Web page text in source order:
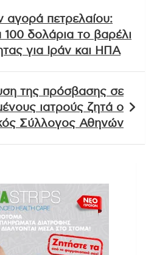
αγορά πετρελαίου:
δολάρια το βαρέλι
για Ιράν και ΗΠΑ
της πρόσβασης σε
ιατρούς ζητά ο
Σύλλογος Αθηνών